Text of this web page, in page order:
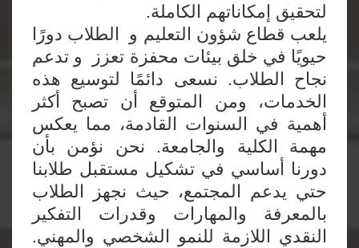
لتحقيق إمكاناتهم الكاملة.
يلعب قطاع شؤون التعليم و الطلاب دورًا
حيويًا في خلق بيئات محفزة تعزز و تدعم
نجاح الطلاب. نسعى دائمًا لتوسيع هذه
الخدمات، ومن المتوقع أن تصبح أكثر
أهمية في السنوات القادمة، مما يعكس
مهمة الكلية والجامعة. نحن نؤمن بأن
دورنا أساسي في تشكيل مستقبل طلابنا
حتي يدعم المجتمع، حيث نجهز الطلاب
بالمعرفة والمهارات وقدرات التفكير
النقدي اللازمة للنمو الشخصي والمهني.